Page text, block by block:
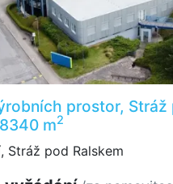
prostor, Stráž
m2
Stráž pod Ralskem